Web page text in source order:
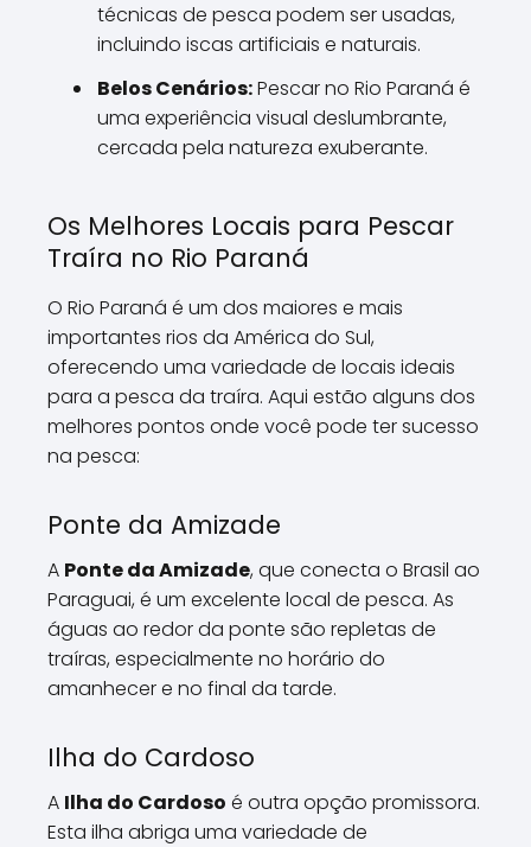
técnicas de pesca podem ser usadas,
incluindo iscas artificiais e naturais.
Belos Cenários:Pescar no Rio Paraná é
uma experiência visual deslumbrante,
cercada pela natureza exuberante.
Os Melhores Locais para Pescar
Traíra no Rio Paraná
O Rio Paraná é um dos maiores e mais
importantes rios da América do Sul,
oferecendo uma variedade de locais ideais
para a pesca da traíra. Aqui estão alguns dos
melhores pontos onde você pode ter sucesso
na pesca:
Ponte da Amizade
A Ponte da Amizade, que conecta o Brasil ao
Paraguai, é um excelente local de pesca. As
águas ao redor da ponte são repletas de
traíras, especialmente no horário do
amanhecer e no final da tarde.
Ilha do Cardoso
A Ilha do Cardoso é outra opção promissora.
Esta ilha abriga uma variedade de